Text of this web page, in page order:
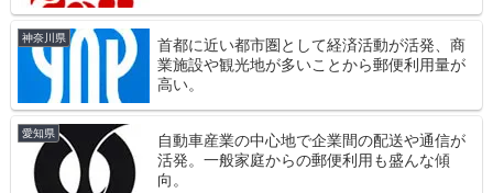
神奈川県
首都に近い都市圏として経済活動が活発、商
業施設や観光地が多いことから郵便利用量が
高い。
愛知県
自動車産業の中心地で企業間の配送や通信が
活発。一般家庭からの郵便利用も盛んな傾
向。